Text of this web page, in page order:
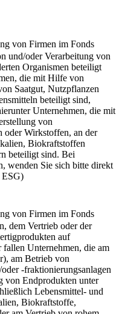
von Firmen im Fonds
und/oder Verarbeitung von
Organismen beteiligt
die mit Hilfe von
Saatgut, Nutzpflanzen
beteiligt sind,
Unternehmen, die mit
von
oder Wirkstoffen, an der
Biokraftstoffen
beteiligt sind. Bei
wenden Sie sich bitte direkt
ESG)
von Firmen im Fonds
dem Vertrieb oder der
auf
Unternehmen, die am
am Betrieb von
-fraktionierungsanlagen
von Endprodukten unter
Lebensmittel- und
Biokraftstoffe,